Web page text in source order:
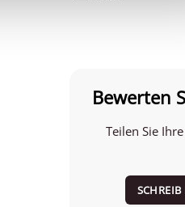
Bewerten
Teilen Sie